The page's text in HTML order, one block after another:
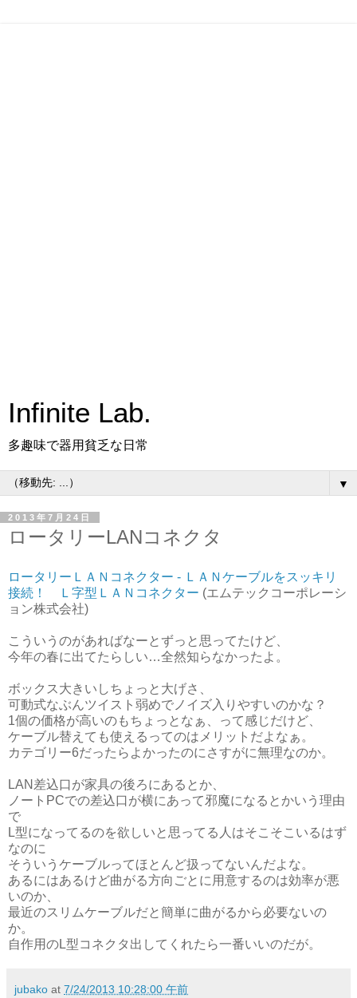
Infinite Lab.
多趣味で器用貧乏な日常
▼
2013年7月24日
ロータリーLANコネクタ
ロータリーＬＡＮコネクター - ＬＡＮケーブルをスッキリ
接続！ Ｌ字型ＬＡＮコネクター (エムテックコーポレーシ
ョン株式会社)
こういうのがあればなーとずっと思ってたけど、
今年の春に出てたらしい…全然知らなかったよ。
ボックス大きいしちょっと大げさ、
可動式なぶんツイスト弱めでノイズ入りやすいのかな？
1個の価格が高いのもちょっとなぁ、って感じだけど、
ケーブル替えても使えるってのはメリットだよなぁ。
カテゴリー6だったらよかったのにさすがに無理なのか。
LAN差込口が家具の後ろにあるとか、
ノートPCでの差込口が横にあって邪魔になるとかいう理由
で
L型になってるのを欲しいと思ってる人はそこそこいるはず
なのに
そういうケーブルってほとんど扱ってないんだよな。
あるにはあるけど曲がる方向ごとに用意するのは効率が悪
いのか、
最近のスリムケーブルだと簡単に曲がるから必要ないの
か。
自作用のL型コネクタ出してくれたら一番いいのだが。
jubako at 7/24/2013 10:28:00 午前